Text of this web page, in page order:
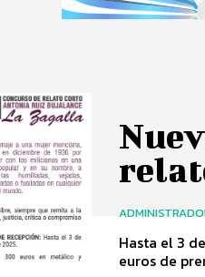
Hasta el 3